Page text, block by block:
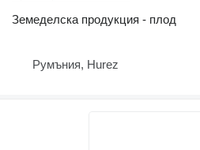
Земеделска продукция - плод
Румъния, Hurez